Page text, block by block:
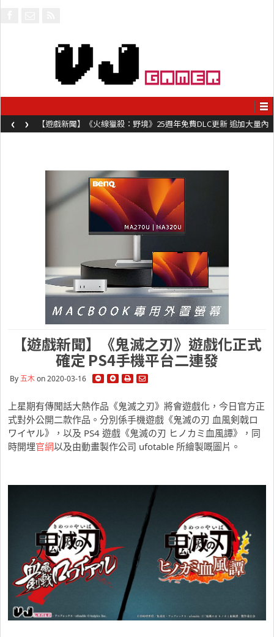
【遊戲新聞】《火線獵殺：野境》25週年免費DLC更新 追加大量內
容同時系舊作限時超平價折扣
‹ ›
【遊戲新聞】《鬼滅之刃》遊戲化正式
確定 PS4手機平台二連發
By五木on 2020-03-16
上星期有傳聞話大熱作品《鬼滅之刃》將會遊戲化，今日官方正
式對外公開二款作品。分別係手機遊戲《鬼滅の刃 血風剣戟ロ
ワイヤル》，以及 PS4 遊戲《鬼滅の刃 ヒノカミ血風譚》，同
時開埋官網以及由動畫製作公司 ufotable 所繪製嘅圖片。